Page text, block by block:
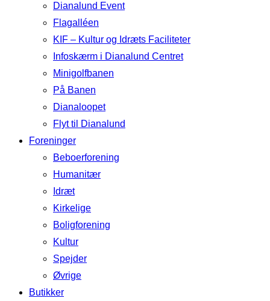
Dianalund Event
Flagalléen
KIF – Kultur og Idræts Faciliteter
Infoskærm i Dianalund Centret
Minigolfbanen
På Banen
Dianaloopet
Flyt til Dianalund
Foreninger
Beboerforening
Humanitær
Idræt
Kirkelige
Boligforening
Kultur
Spejder
Øvrige
Butikker